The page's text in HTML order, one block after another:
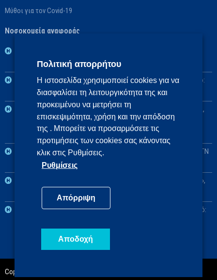
Μύθοι για τον Covid-19
Νοσοκομεία αναφοράς
Αναπληρωματικό: ΓΝ Αθηνών «Ο Ευαγγελισμός»
2η ΥΠΕ: Βασικό: Πανεπιστημιακό ΓΝ «Αττικόν», Αναπληρωματικό:
ΓΝ Ελευσίνας «Θριάσιο»
3η και 4η ΥΠΕ: Βασικό: Πανεπιστημιακό ΓΝ Θεσσαλονίκης ΑΧΕΠΑ,
Αναπληρωματικά: Πανεπιστημιακό ΓΝ Αλεξανδρούπολης, ΓΝ
Πτολεμαΐδας «Μποδοσάκειο»
5η ΥΠΕ: Βασικό: Πανεπιστημιακό ΓΝ Λάρισας, Αναπληρωματικό: ΓΝ
6η ΥΠΕ: Βασικό: Πανεπιστημιακό ΓΝ Πατρών «Παναγιά η Βοήθεια»,
Αναπληρωματικό: Πανεπιστημιακό ΓΝ Ιωαννίνων
7η ΥΠΕ: Βασικό: Πανεπιστημιακό ΓΝ Ηρακλείου, Αναπληρωματικό:
Copyright@2020 | Powered by
Πολιτική απορρήτου
Η ιστοσελίδα χρησιμοποιεί cookies για να
διασφαλίσει τη λειτουργικότητα της και
προκειμένου να μετρήσει τη
επισκεψιμότητα, χρήση και την απόδοση
της . Μπορείτε να προσαρμόσετε τις
προτιμήσεις των cookies σας κάνοντας
κλικ στις Ρυθμίσεις.
Ρυθμίσεις
Απόρριψη
Αποδοχή